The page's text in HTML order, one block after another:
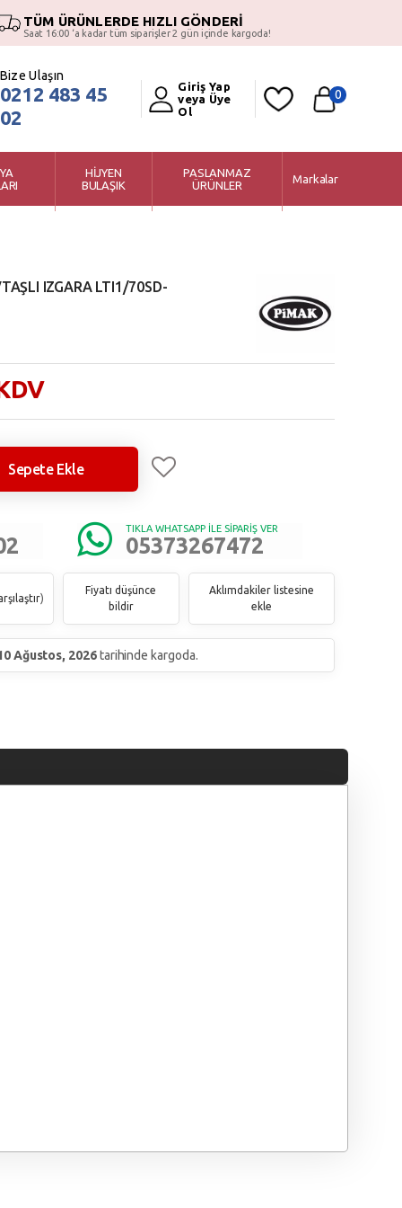
TÜM ÜRÜNLERDE HIZLI GÖNDERİ
Saat 16:00 ‘a kadar tüm siparişler 2 gün içinde kargoda!
Bize Ulaşın
0212 483 45
02
Giriş Yap
veya Üye
Ol
0
HİJYEN
BULAŞIK
PASLANMAZ
ÜRÜNLER
Markalar
IZGARA LTI1/70SD-
TIKLA WHATSAPP İLE SİPARİŞ VER
05373267472
Sepete Ekle
)
Fiyatı düşünce
bildir
Aklımdakiler listesine
ekle
Ağustos, 2026tarihinde kargoda.